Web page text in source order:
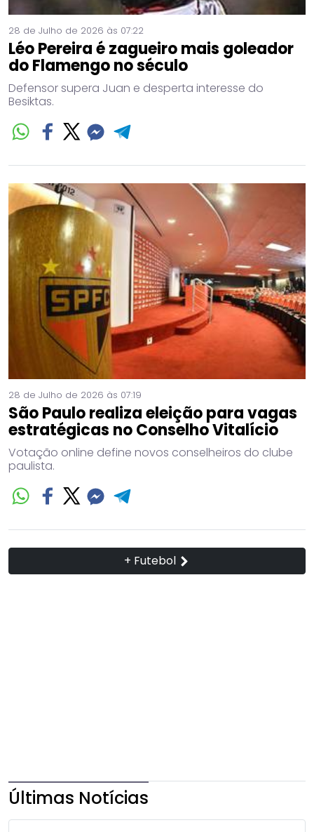
28 de Julho de 2026 às 07:22
Léo Pereira é zagueiro mais goleador
do Flamengo no século
Defensor supera Juan e desperta interesse do
Besiktas.
28 de Julho de 2026 às 07:19
São Paulo realiza eleição para vagas
estratégicas no Conselho Vitalício
Votação online define novos conselheiros do clube
paulista.
+ Futebol
Últimas Notícias